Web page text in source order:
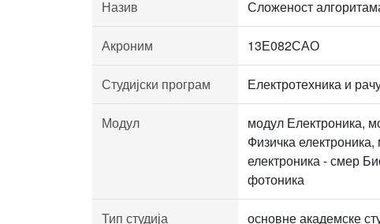
Назив Сложеност
Акроним 13Е082САО
Студијски програм Електротехника и
Модул
модул Електроника,
Физичка
електроника - смер
фотоника
Тип студија основне академске